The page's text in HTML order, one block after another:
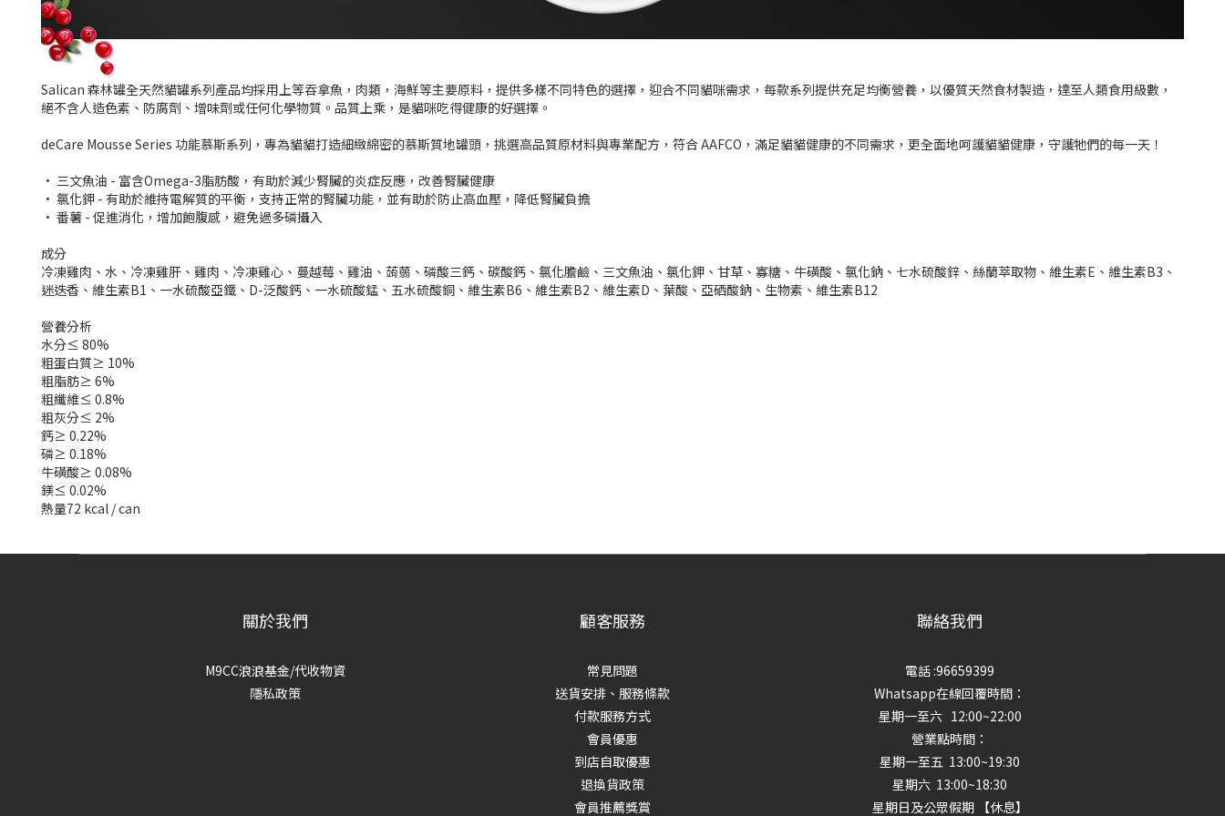
Salican 森林罐全天然貓罐系列產品均採用上等吞拿魚，肉類，海鮮等主要原料，提供多樣不同特色的選擇，迎合不同貓咪需求，每款系列提供充足均衡營養，以優質天然食材製造，達至人類食用級數，
絕不含人造色素、防腐劑、增味劑或任何化學物質。品質上乘，是貓咪吃得健康的好選擇。
deCare Mousse Series 功能慕斯系列，專為貓貓打造細緻綿密的慕斯質地罐頭，挑選高品質原材料與專業配方，符合 AAFCO，滿足貓貓健康的不同需求，更全面地呵護貓貓健康，守護牠們的每一天！
· 三文魚油 - 富含Omega-3脂肪酸，有助於減少腎臟的炎症反應，改善腎臟健康
· 氯化鉀 - 有助於維持電解質的平衡，支持正常的腎臟功能，並有助於防止高血壓，降低腎臟負擔
· 番薯 - 促進消化，增加飽腹感，避免過多磷攝入
成分
冷凍雞肉、水、冷凍雞肝、雞肉、冷凍雞心、蔓越莓、雞油、蒟蒻、磷酸三鈣、碳酸鈣、氯化膽鹼、三文魚油、氯化鉀、甘草、寡糖、牛磺酸、氯化鈉、七水硫酸鋅、絲蘭萃取物、維生素E、維生素B3、
迷迭香、維生素B1、一水硫酸亞鐵、D-泛酸鈣、一水硫酸錳、五水硫酸銅、維生素B6、維生素B2、維生素D、葉酸、亞硒酸鈉、生物素、維生素B12
營養分析
水分≤ 80%
粗蛋白質≥ 10%
粗脂肪≥ 6%
粗纖維≤ 0.8%
粗灰分≤ 2%
鈣≥ 0.22%
磷≥ 0.18%
牛磺酸≥ 0.08%
鎂≤ 0.02%
熱量72 kcal / can
關於我們
M9CC浪浪基金/代收物資
隱私政策
顧客服務
常見問題
送貨安排、服務條款
付款服務方式
會員優惠
到店自取優惠
退換貨政策
會員推薦獎賞
聯絡我們
電話 :96659399
Whatsapp在線回覆時間：
星期一至六 12:00~22:00
營業點時間：
星期一至五 13:00~19:30
星期六 13:00~18:30
星期日及公眾假期 【休息】